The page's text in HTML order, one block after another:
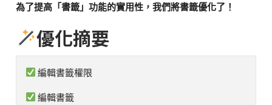
為了提高「書籤」功能的實用性，我們將書籤優化了！
優化摘要
編輯書籤權限
編輯書籤